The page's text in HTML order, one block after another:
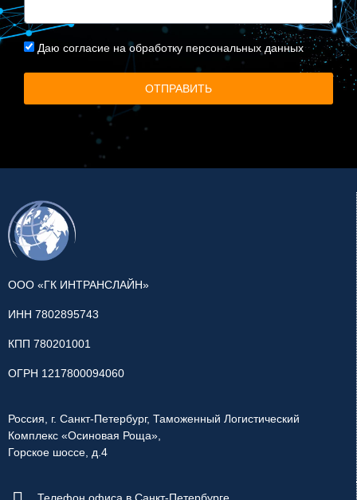
Даю согласие на обработку персональных данных
ОТПРАВИТЬ
ООО «ГК ИНТРАНСЛАЙН»
ИНН 7802895743
КПП 780201001
ОГРН 1217800094060
Россия, г. Санкт-Петербург, Таможенный Логистический
Комплекс «Осиновая Роща»,
Горское шоссе, д.4